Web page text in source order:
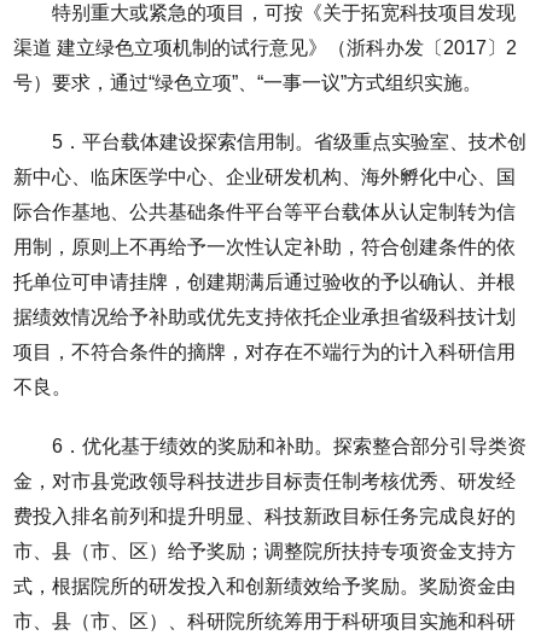
特别重大或紧急的项目，可按《关于拓宽科技项目发现
渠道 建立绿色立项机制的试行意见》（浙科办发〔2017〕2
号）要求，通过“绿色立项”、“一事一议”方式组织实施。
5．平台载体建设探索信用制。省级重点实验室、技术创
新中心、临床医学中心、企业研发机构、海外孵化中心、国
际合作基地、公共基础条件平台等平台载体从认定制转为信
用制，原则上不再给予一次性认定补助，符合创建条件的依
托单位可申请挂牌，创建期满后通过验收的予以确认、并根
据绩效情况给予补助或优先支持依托企业承担省级科技计划
项目，不符合条件的摘牌，对存在不端行为的计入科研信用
不良。
6．优化基于绩效的奖励和补助。探索整合部分引导类资
金，对市县党政领导科技进步目标责任制考核优秀、研发经
费投入排名前列和提升明显、科技新政目标任务完成良好的
市、县（市、区）给予奖励；调整院所扶持专项资金支持方
式，根据院所的研发投入和创新绩效给予奖励。奖励资金由
市、县（市、区）、科研院所统筹用于科研项目实施和科研